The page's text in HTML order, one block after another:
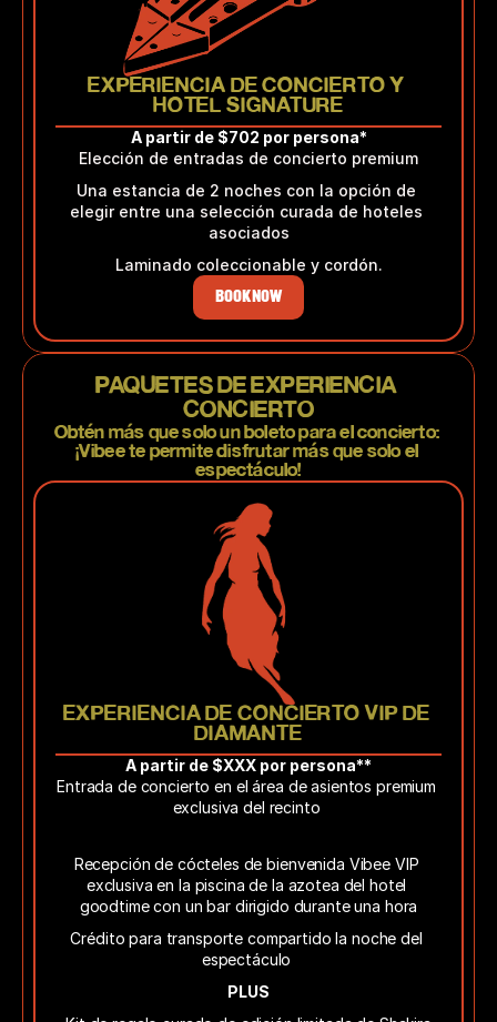
EXPERIENCIA DE CONCIERTO Y
HOTEL SIGNATURE
A partir de $702 por persona*
Elección de entradas de concierto premium
Una estancia de 2 noches con la opción de
elegir entre una selección curada de hoteles
asociados
Laminado coleccionable y cordón.
BOOK NOW
PAQUETES DE EXPERIENCIA
CONCIERTO
Obtén más que solo un boleto para el concierto:
¡Vibee te permite disfrutar más que solo el
espectáculo!
EXPERIENCIA DE CONCIERTO VIP DE
DIAMANTE
A partir de $XXX por persona**
Entrada de concierto en el área de asientos premium
exclusiva del recinto
Recepción de cócteles de bienvenida Vibee VIP
exclusiva en la piscina de la azotea del hotel
goodtime con un bar dirigido durante una hora
Crédito para transporte compartido la noche del
espectáculo
PLUS